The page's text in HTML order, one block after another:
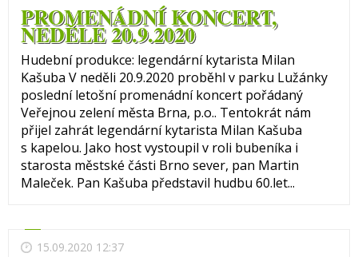
PROMENÁDNÍ KONCERT,
NEDĚLE 20.9.2020
Hudební produkce: legendární kytarista Milan
Kašuba V neděli 20.9.2020 proběhl v parku Lužánky
poslední letošní promenádní koncert pořádaný
Veřejnou zelení města Brna, p.o.. Tentokrát nám
přijel zahrát legendární kytarista Milan Kašuba
s kapelou. Jako host vystoupil v roli bubeníka i
starosta městské části Brno sever, pan Martin
Maleček. Pan Kašuba představil hudbu 60.let...
15.09.2020 12:37